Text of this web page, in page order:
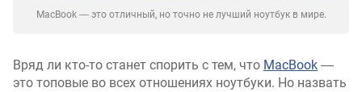
MacBook ― это отличный, но точно не лучший ноутбук в мире.
Вряд ли кто-то станет спорить с тем, что MacBook ―
это топовые во всех отношениях ноутбуки. Но назвать